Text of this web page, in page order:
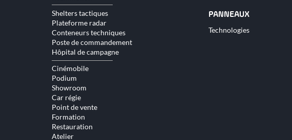
Shelters tactiques
Plateforme radar
Conteneurs techniques
Poste de commandement
Hôpital de campagne
Cinémobile
Podium
Showroom
Car régie
Point de vente
Formation
Restauration
Atelier
PANNEAUX
Aller
au
Technologies